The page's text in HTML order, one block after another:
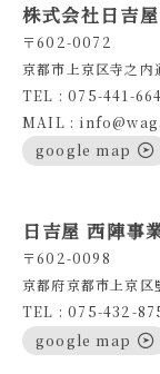
株式会社日吉
〒602-0072
京都市上京区寺之
TEL : 075-441-
MAIL :
google map
日吉屋 西陣事
〒602-0098
京都府京都市上京
TEL : 075-432-
google map